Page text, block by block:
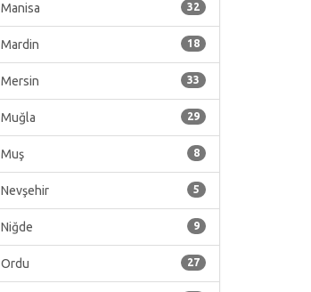
32
Manisa
18
Mardin
33
Mersin
29
Muğla
8
Muş
5
Nevşehir
9
Niğde
27
Ordu